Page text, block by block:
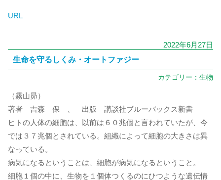
URL
2022年6月27日
生命を守るしくみ・オートファジー
カテゴリー： 生物
（霧山昴）
著者 吉森 保 、 出版 講談社ブルーバックス新書
ヒトの人体の細胞は、以前は６０兆個と言われていたが、今
では３７兆個とされている。組織によって細胞の大きさは異
なっている。
病気になるということは、細胞が病気になるということ。
細胞１個の中に、生物を１個体つくるのにひつような遺伝情